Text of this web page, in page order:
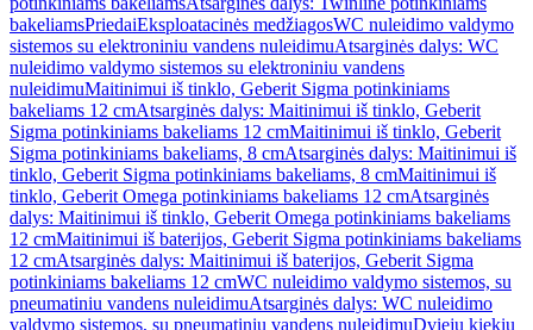
bakeliamsPriedaiEksploatacinės medžiagosWC nuleidimo valdymo
sistemos su elektroniniu vandens nuleidimuAtsarginės dalys: WC
nuleidimo valdymo sistemos su elektroniniu vandens
nuleidimuMaitinimui iš tinklo, Geberit Sigma potinkiniams
bakeliams 12 cmAtsarginės dalys: Maitinimui iš tinklo, Geberit
Sigma potinkiniams bakeliams 12 cmMaitinimui iš tinklo, Geberit
Sigma potinkiniams bakeliams, 8 cmAtsarginės dalys: Maitinimui iš
tinklo, Geberit Sigma potinkiniams bakeliams, 8 cmMaitinimui iš
tinklo, Geberit Omega potinkiniams bakeliams 12 cmAtsarginės
dalys: Maitinimui iš tinklo, Geberit Omega potinkiniams bakeliams
12 cmMaitinimui iš baterijos, Geberit Sigma potinkiniams bakeliams
12 cmAtsarginės dalys: Maitinimui iš baterijos, Geberit Sigma
potinkiniams bakeliams 12 cmWC nuleidimo valdymo sistemos, su
pneumatiniu vandens nuleidimuAtsarginės dalys: WC nuleidimo
valdymo sistemos, su pneumatiniu vandens nuleidimuDviejų kiekių